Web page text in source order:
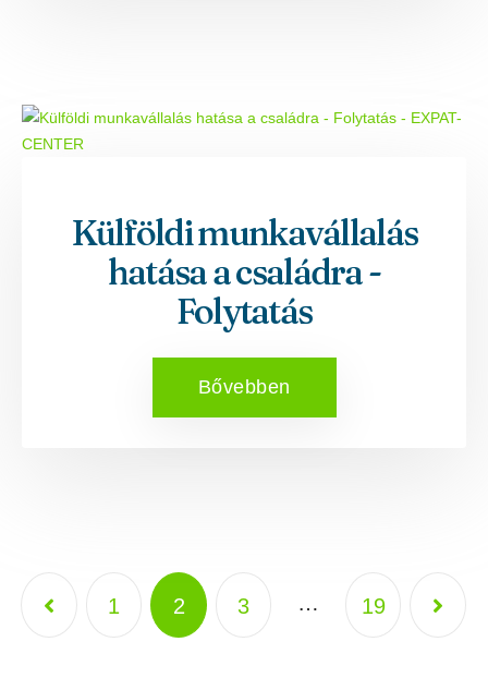
Külföldi munkavállalás
hatása a családra -
Folytatás
Bővebben
1 2 3 … 19